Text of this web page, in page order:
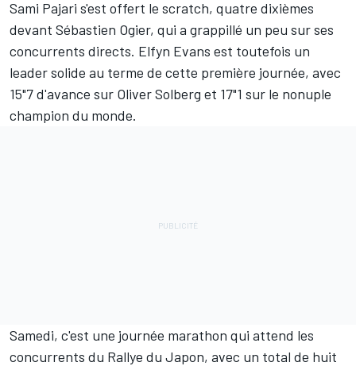
Sami Pajari s'est offert le scratch, quatre dixièmes
devant Sébastien Ogier, qui a grappillé un peu sur ses
concurrents directs. Elfyn Evans est toutefois un
leader solide au terme de cette première journée, avec
15"7 d'avance sur Oliver Solberg et 17"1 sur le nonuple
champion du monde.
Samedi, c'est une journée marathon qui attend les
concurrents du Rallye du Japon, avec un total de huit